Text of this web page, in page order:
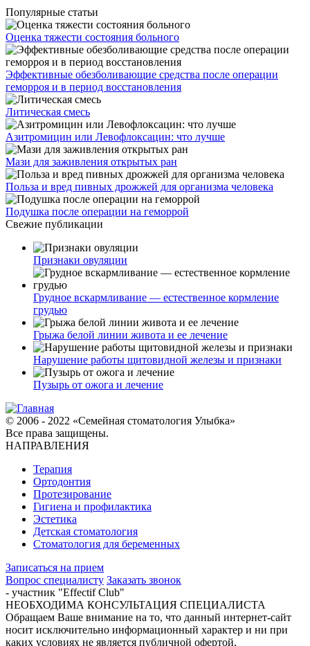
Популярные статьи
Оценка тяжести состояния больного
Эффективные обезболивающие средства после операции
геморроя и в период восстановления
Литическая смесь
Азитромицин или Левофлоксацин: что лучше
Мази для заживления открытых ран
Польза и вред пивных дрожжей для организма человека
Подушка после операции на геморрой
Свежие публикации
Признаки овуляции
Грудное вскармливание — естественное кормление
грудью
Грыжа белой линии живота и ее лечение
Нарушение работы щитовидной железы и признаки
Пузырь от ожога и лечение
© 2006 - 2022 «Семейная стоматология Улыбка»
Все права защищены.
НАПРАВЛЕНИЯ
Терапия
Ортодонтия
Протезирование
Гигиена и профилактика
Эстетика
Детская стоматология
Стоматология для беременных
Записаться на прием
Вопрос специалисту Заказать звонок
- участник "Effectif Club"
НЕОБХОДИМА КОНСУЛЬТАЦИЯ СПЕЦИАЛИСТА
Обращаем Ваше внимание на то, что данный интернет-сайт
носит исключительно информационный характер и ни при
каких условиях не является публичной офертой,